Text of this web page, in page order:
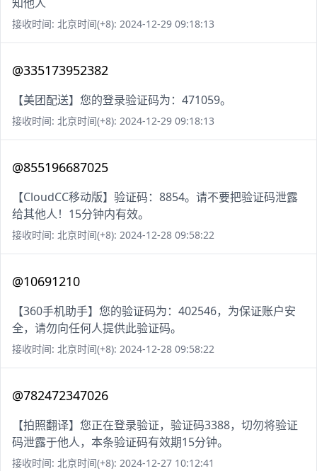
知他人
接收时间: 北京时间(+8): 2024-12-29 09:18:13
@335173952382
【美团配送】您的登录验证码为：471059。
接收时间: 北京时间(+8): 2024-12-29 09:18:13
@855196687025
【CloudCC移动版】验证码：8854。请不要把验证码泄露
给其他人！15分钟内有效。
接收时间: 北京时间(+8): 2024-12-28 09:58:22
@10691210
【360手机助手】您的验证码为：402546，为保证账户安
全，请勿向任何人提供此验证码。
接收时间: 北京时间(+8): 2024-12-28 09:58:22
@782472347026
【拍照翻译】您正在登录验证，验证码3388，切勿将验证
码泄露于他人，本条验证码有效期15分钟。
接收时间: 北京时间(+8): 2024-12-27 10:12:41